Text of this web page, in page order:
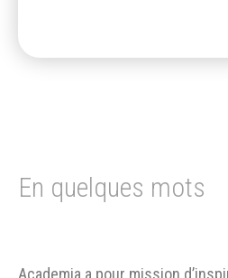
En quelques mots
Academia a pour mission